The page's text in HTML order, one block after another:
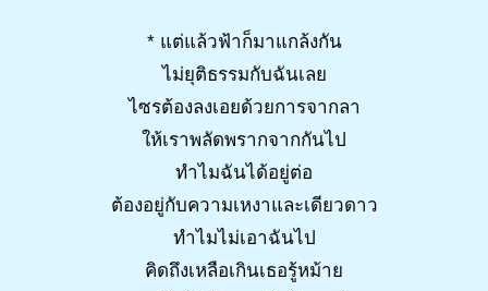
* แต่แล้วฟ้าก็มาแกล้งกัน
ไม่ยุติธรรมกับฉันเลย
ไซรต้องลงเอยด้วยการจากลา
ให้เราพลัดพรากจากกันไป
ทำไมฉันได้อยู่ต่อ
ต้องอยู่กับความเหงาและเดียวดาว
ทำไมไม่เอาฉันไป
คิดถึงเหลือเกินเธอรู้หม้าย